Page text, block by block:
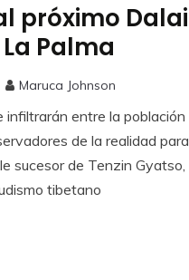
próximo Dalai
Palma
Maruca Johnson
infiltrarán entre la población
de la realidad para
sucesor de Tenzin Gyatso,
tibetano